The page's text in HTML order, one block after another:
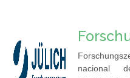
nacional